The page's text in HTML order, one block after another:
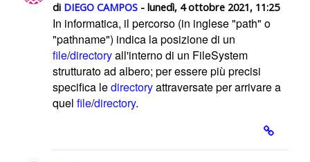
di DIEGO CAMPOS - lunedì, 4 ottobre 2021, 11:25
In informatica, il percorso (in inglese "path" o
"pathname") indica la posizione di un
file/directoryall'interno di un FileSystem
strutturato ad albero; per essere più precisi
specifica ledirectoryattraversate per arrivare a
quel file/directory.